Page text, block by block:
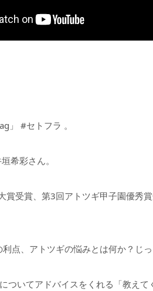
」 #セトフラ 。
希彩さん。
受賞、第3回アトツギ甲子園優秀
点、アトツギの悩みとは何か？じっ
ついてアドバイスをくれる「教え